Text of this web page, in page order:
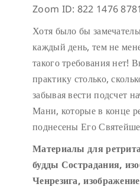
Zoom ID: 822 1476 8781
Хотя было бы
каждый день, тем не
такого требования нет!
практику столько,
забывая вести подсчет
Мани, которые в конце
поднесены Его
Материалы для
будды Сострадания,
Ченрезига,